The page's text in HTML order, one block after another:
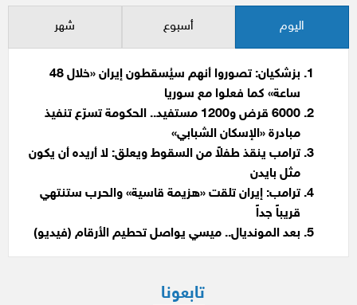
اليوم أسبوع شهر
بزشكيان: تصوروا أنهم سيُسقطون إيران «خلال 48
ساعة» كما فعلوا مع سوريا
6000 قرض و1200 مستفيد.. الحكومة تسرّع تنفيذ
مبادرة «الإسكان الشبابي»
ترامب ينقذ طفلاً من السقوط ويعلق: لا أريده أن يكون
مثل بايدن
ترامب: إيران تلقت «هزيمة قاسية» والحرب ستنتهي
قريباً جداً
بعد المونديال.. ميسي يواصل تحطيم الأرقام (فيديو)
تابعونا